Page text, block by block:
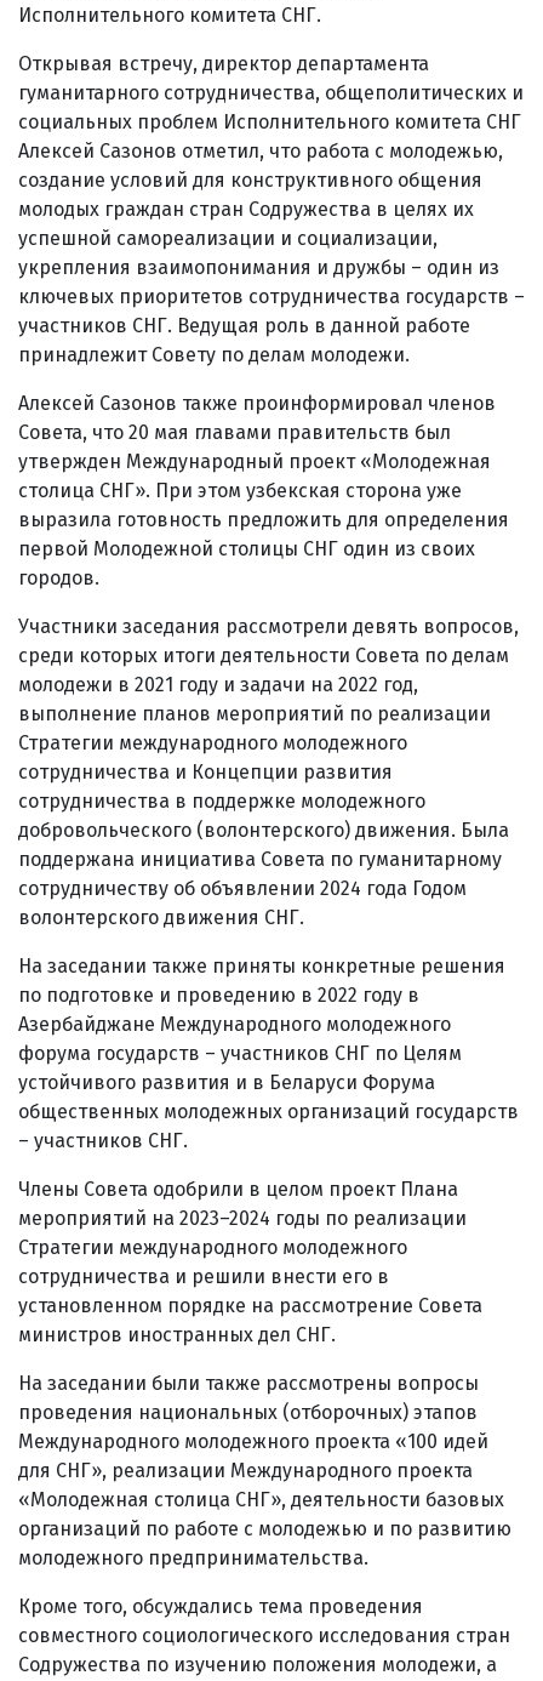
Исполнительного комитета СНГ.
Открывая встречу, директор департамента
гуманитарного сотрудничества, общеполитических и
социальных проблем Исполнительного комитета СНГ
Алексей Сазонов отметил, что работа с молодежью,
создание условий для конструктивного общения
молодых граждан стран Содружества в целях их
успешной самореализации и социализации,
укрепления взаимопонимания и дружбы – один из
ключевых приоритетов сотрудничества государств –
участников СНГ. Ведущая роль в данной работе
принадлежит Совету по делам молодежи.
Алексей Сазонов также проинформировал членов
Совета, что 20 мая главами правительств был
утвержден Международный проект «Молодежная
столица СНГ». При этом узбекская сторона уже
выразила готовность предложить для определения
первой Молодежной столицы СНГ один из своих
городов.
Участники заседания рассмотрели девять вопросов,
среди которых итоги деятельности Совета по делам
молодежи в 2021 году и задачи на 2022 год,
выполнение планов мероприятий по реализации
Стратегии международного молодежного
сотрудничества и Концепции развития
сотрудничества в поддержке молодежного
добровольческого (волонтерского) движения. Была
поддержана инициатива Совета по гуманитарному
сотрудничеству об объявлении 2024 года Годом
волонтерского движения СНГ.
На заседании также приняты конкретные решения
по подготовке и проведению в 2022 году в
Азербайджане Международного молодежного
форума государств – участников СНГ по Целям
устойчивого развития и в Беларуси Форума
общественных молодежных организаций государств
– участников СНГ.
Члены Совета одобрили в целом проект Плана
мероприятий на 2023–2024 годы по реализации
Стратегии международного молодежного
сотрудничества и решили внести его в
установленном порядке на рассмотрение Совета
министров иностранных дел СНГ.
На заседании были также рассмотрены вопросы
проведения национальных (отборочных) этапов
Международного молодежного проекта «100 идей
для СНГ», реализации Международного проекта
«Молодежная столица СНГ», деятельности базовых
организаций по работе с молодежью и по развитию
молодежного предпринимательства.
Кроме того, обсуждались тема проведения
совместного социологического исследования стран
Содружества по изучению положения молодежи, а